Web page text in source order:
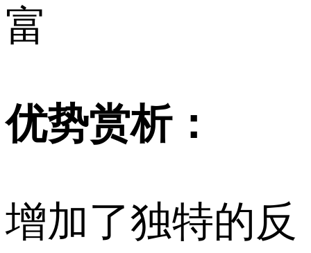
富
优势赏析：
增加了独特的反